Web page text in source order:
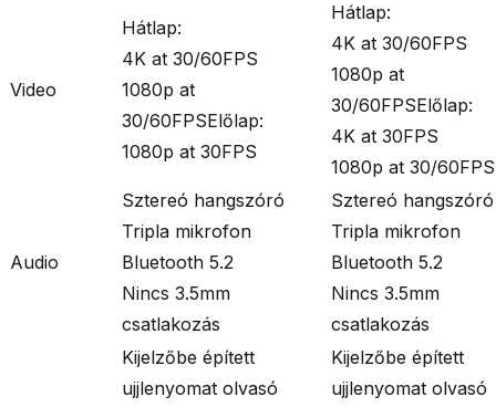
Video
Hátlap:
4K at 30/60FPS
1080p at
30/60FPSElőlap:
1080p at 30FPS
Hátlap:
4K at 30/60FPS
1080p at
30/60FPSElőlap:
4K at 30FPS
1080p at 30/60FPS
Audio
Sztereó hangszóró
Tripla mikrofon
Bluetooth 5.2
Nincs 3.5mm
csatlakozás
Sztereó hangszóró
Tripla mikrofon
Bluetooth 5.2
Nincs 3.5mm
csatlakozás
Kijelzőbe épített
ujjlenyomat olvasó
Kijelzőbe épített
ujjlenyomat olvasó